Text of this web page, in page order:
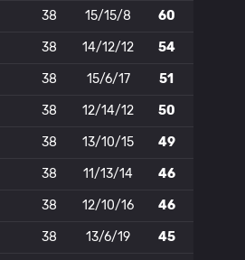
38 15/15/8 60
38 14/12/12 54
38 15/6/17 51
38 12/14/12 50
38 13/10/15 49
38 11/13/14 46
38 12/10/16 46
38 13/6/19 45